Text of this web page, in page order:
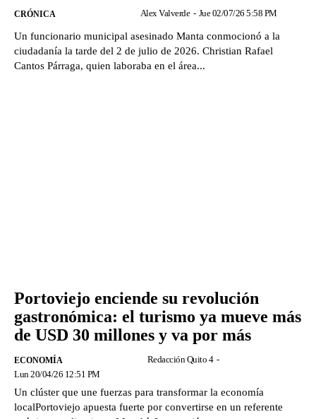
CRÓNICA Alex Valverde - Jue 02/07/26 5:58 PM
Un funcionario municipal asesinado Manta conmocionó a la
ciudadanía la tarde del 2 de julio de 2026. Christian Rafael
Cantos Párraga, quien laboraba en el área...
Portoviejo enciende su revolución
gastronómica: el turismo ya mueve más
de USD 30 millones y va por más
ECONOMÍA Redacción Quito 4 -
Lun 20/04/26 12:51 PM
Un clúster que une fuerzas para transformar la economía
localPortoviejo apuesta fuerte por convertirse en un referente